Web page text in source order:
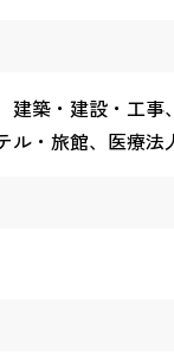
建築・建設・工
ル・旅館、医療